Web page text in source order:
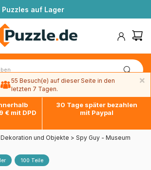
Puzzles auf Lager
€ mit DPD
30 Tage später bezahlen
mit Paypal
und Objekte > Spy Guy - Museum
100 Teile
×
55 Besuch(e) auf dieser Seite in den
letzten 7 Tagen.